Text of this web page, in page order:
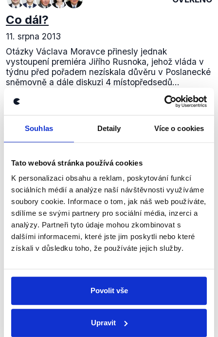
Souhlas Detaily Více o cookies
Tato webová stránka používá cookies
K personalizaci obsahu a reklam, poskytování funkcí
sociálních médií a analýze naší návštěvnosti využíváme
soubory cookie. Informace o tom, jak náš web používáte,
sdílíme se svými partnery pro sociální média, inzerci a
analýzy. Partneři tyto údaje mohou zkombinovat s
dalšími informacemi, které jste jim poskytli nebo které
získali v důsledku toho, že používáte jejich služby.
Povolit vše
Upravit
Co dál?
11. srpna 2013
Otázky Václava Moravce přinesly jednak
vystoupení premiéra Jiřího Rusnoka, jehož vláda v
týdnu před pořadem nezískala důvěru v Poslanecké
sněmovně a dále diskuzi 4 místopředsedů...
Číst dál
Přihlaste se k odběru našeho
newsletteru nebowhatsappového
kanálu, kde pravidelně přinášíme
shrnutí nejzajímavějších článků a analýz.
Začněte nás odebírat, a mějte tak
přehled o tom, jaké dezinformace a
WhatsApp